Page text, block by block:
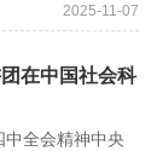
2025-11-07
在中国社会科
全会精神中央